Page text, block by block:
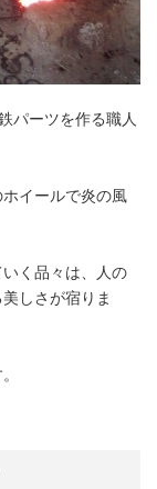
パーツを作る職人
イールで炎の風
く品々は、人の
しさが宿りま